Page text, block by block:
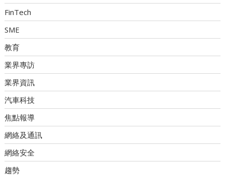
FinTech
SME
教育
業界專訪
業界資訊
汽車科技
焦點報導
網絡及通訊
網絡安全
趨勢